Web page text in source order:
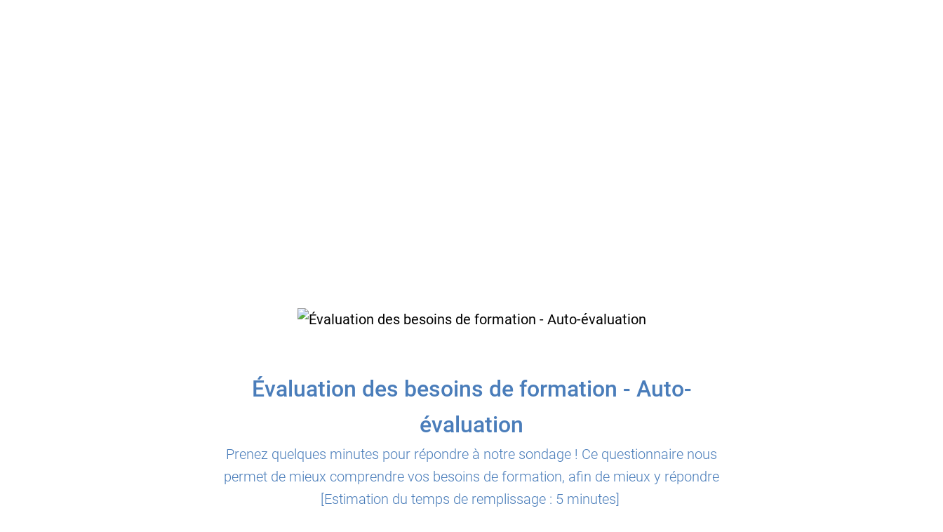
Évaluation des besoins de formation - Auto-
évaluation
Prenez quelques minutes pour répondre à notre sondage ! Ce questionnaire nous
permet de mieux comprendre vos besoins de formation, afin de mieux y répondre
[Estimation du temps de remplissage : 5 minutes]